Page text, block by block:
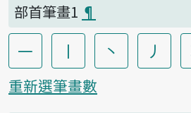
部首筆畫1 ¶
一 丨 丶 丿
重新選筆畫數